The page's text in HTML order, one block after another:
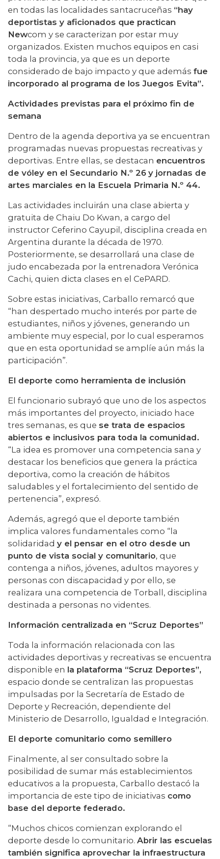
en todas las localidades santacruceñas “hay
deportistas y aficionados que practican
Newcom y se caracterizan por estar muy
organizados. Existen muchos equipos en casi
toda la provincia, ya que es un deporte
considerado de bajo impacto y que además fue
incorporado al programa de los Juegos Evita”.
Actividades previstas para el próximo fin de
semana
Dentro de la agenda deportiva ya se encuentran
programadas nuevas propuestas recreativas y
deportivas. Entre ellas, se destacan encuentros
de vóley en el Secundario N.º 26 y jornadas de
artes marciales en la Escuela Primaria N.º 44.
Las actividades incluirán una clase abierta y
gratuita de Chaiu Do Kwan, a cargo del
instructor Ceferino Cayupil, disciplina creada en
Argentina durante la década de 1970.
Posteriormente, se desarrollará una clase de
judo encabezada por la entrenadora Verónica
Cachi, quien dicta clases en el CePARD.
Sobre estas iniciativas, Carballo remarcó que
“han despertado mucho interés por parte de
estudiantes, niños y jóvenes, generando un
ambiente muy especial, por lo cual esperamos
que en esta oportunidad se amplíe aún más la
participación”.
El deporte como herramienta de inclusión
El funcionario subrayó que uno de los aspectos
más importantes del proyecto, iniciado hace
tres semanas, es que se trata de espacios
abiertos e inclusivos para toda la comunidad.
“La idea es promover una competencia sana y
destacar los beneficios que genera la práctica
deportiva, como la creación de hábitos
saludables y el fortalecimiento del sentido de
pertenencia”, expresó.
Además, agregó que el deporte también
implica valores fundamentales como “la
solidaridad y el pensar en el otro desde un
punto de vista social y comunitario, que
contenga a niños, jóvenes, adultos mayores y
personas con discapacidad y por ello, se
realizara una competencia de Torball, disciplina
destinada a personas no videntes.
Información centralizada en “Scruz Deportes”
Toda la información relacionada con las
actividades deportivas y recreativas se encuentra
disponible en la plataforma “Scruz Deportes”,
espacio donde se centralizan las propuestas
impulsadas por la Secretaría de Estado de
Deporte y Recreación, dependiente del
Ministerio de Desarrollo, Igualdad e Integración.
El deporte comunitario como semillero
Finalmente, al ser consultado sobre la
posibilidad de sumar más establecimientos
educativos a la propuesta, Carballo destacó la
importancia de este tipo de iniciativas como
base del deporte federado.
“Muchos chicos comienzan explorando el
deporte desde lo comunitario. Abrir las escuelas
también significa aprovechar la infraestructura